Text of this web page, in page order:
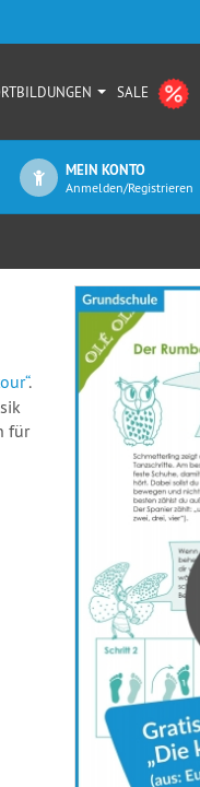
SALE
MEIN KONTO
Anmelden/Registrieren
.
für